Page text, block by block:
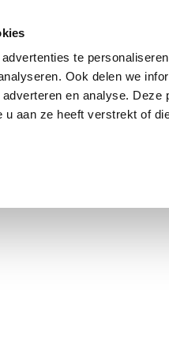
te
Ook delen we
en analyse. Deze
aan ze heeft verstrekt of